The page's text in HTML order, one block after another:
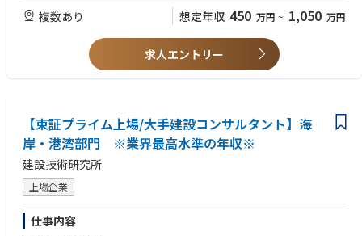
複数あり 想定年収 450 万円 ~ 1,050 万円
求人エントリー
【東証プライム上場/大手建設コンサルタント】海
岸・港湾部門 ※業界最高水準の年収※
建設技術研究所
上場企業
仕事内容